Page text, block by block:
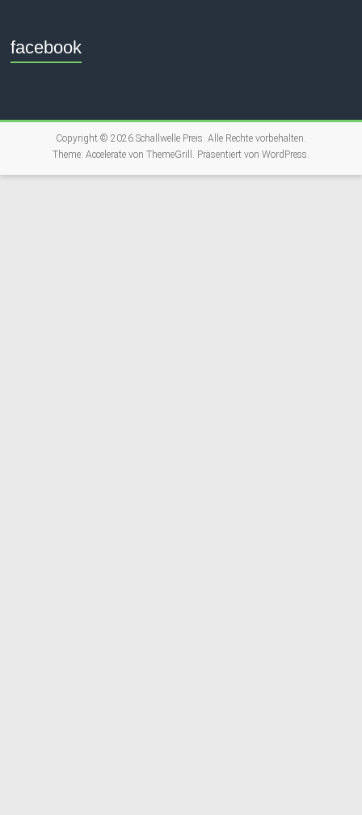
facebook
Copyright © 2026 Schallwelle Preis. Alle Rechte vorbehalten.
Theme: Acceleratevon ThemeGrill. Präsentiert von WordPress.